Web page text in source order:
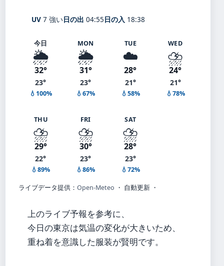
UV 7 強い日の出 04:55日の入 18:38
今日
🌦️
32°
23°
💧100%
MON
🌦️
31°
23°
💧67%
TUE
☁️
28°
21°
💧58%
WED
⛈️
24°
21°
💧78%
THU
⛈️
29°
22°
💧89%
FRI
⛈️
30°
23°
💧86%
SAT
⛈️
28°
23°
💧72%
ライブデータ提供： Open-Meteo ・ 自動更新 ・
上のライブ予報を参考に、
今日の東京は気温の変化が大きいため、
重ね着を意識した服装が賢明です。